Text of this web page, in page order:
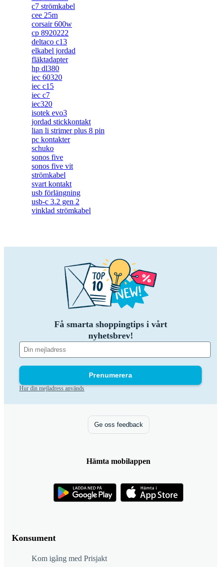
c7 strömkabel
cee 25m
corsair 600w
cp 8920222
deltaco c13
elkabel jordad
fläktadapter
hp dl380
iec 60320
iec c15
iec c7
iec320
isotek evo3
jordad stickkontakt
lian li strimer plus 8 pin
pc kontakter
schuko
sonos five
sonos five vit
strömkabel
svart kontakt
usb förlängning
usb-c 3.2 gen 2
vinklad strömkabel
Få smarta shoppingtips i vårt
nyhetsbrev!
Prenumerera
Hur din mejladress används
Konsument
Kom igång med Prisjakt
Ge oss feedback
Hämta mobilappen